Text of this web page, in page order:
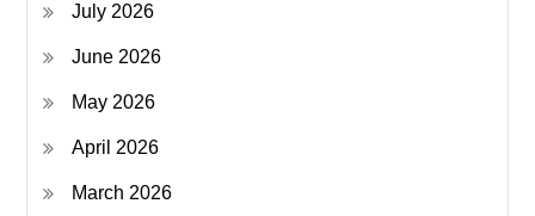
July 2026
June 2026
May 2026
April 2026
March 2026